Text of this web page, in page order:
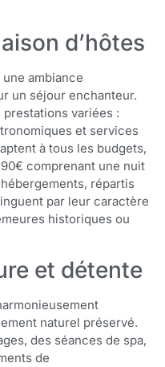
d’hôtes
ambiance
un séjour enchanteur.
variées :
et services
à tous les budgets,
comprenant une nuit
répartis
par leur caractère
historiques ou
et détente
naturel préservé.
des séances de spa,
de